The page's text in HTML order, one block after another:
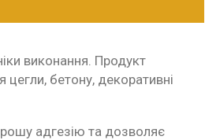
виконання. Продукт
бетону, декоративні
адгезію та дозволяє